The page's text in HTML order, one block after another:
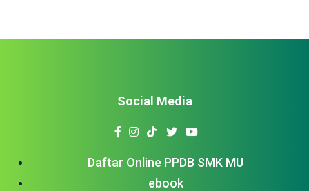
Daftar Online PPDB SMK MU
ebook
Social Media